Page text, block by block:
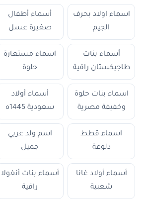
اسماء اولاد بحرف
الجيم
أسماء أطفال
صغيرة عسل
أسماء بنات
طاجيكستان راقية
اسماء مستعارة
حلوة
اسماء بنات حلوة
وخفيفة مصرية
أسماء أولاد
سعودية 1445ه
اسماء قطط
دلوعة
اسم ولد عربي
جميل
أسماء أولاد غانا
شعبية
أسماء بنات أنغولا
راقية